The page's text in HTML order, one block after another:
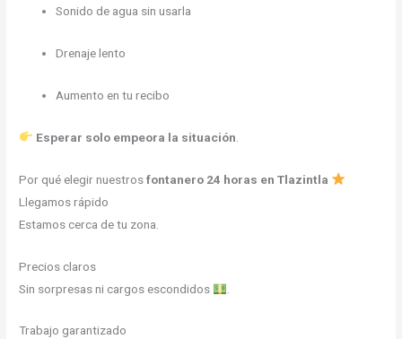
Sonido de agua sin usarla
Drenaje lento
Aumento en tu recibo
Esperar solo empeora la situación
Por qué elegir nuestrosfontanero 24 horas en Tlazintla
Llegamos rápido
Estamos cerca de tu zona.
Precios claros
Sin sorpresas ni cargos escondidos
Trabajo garantizado